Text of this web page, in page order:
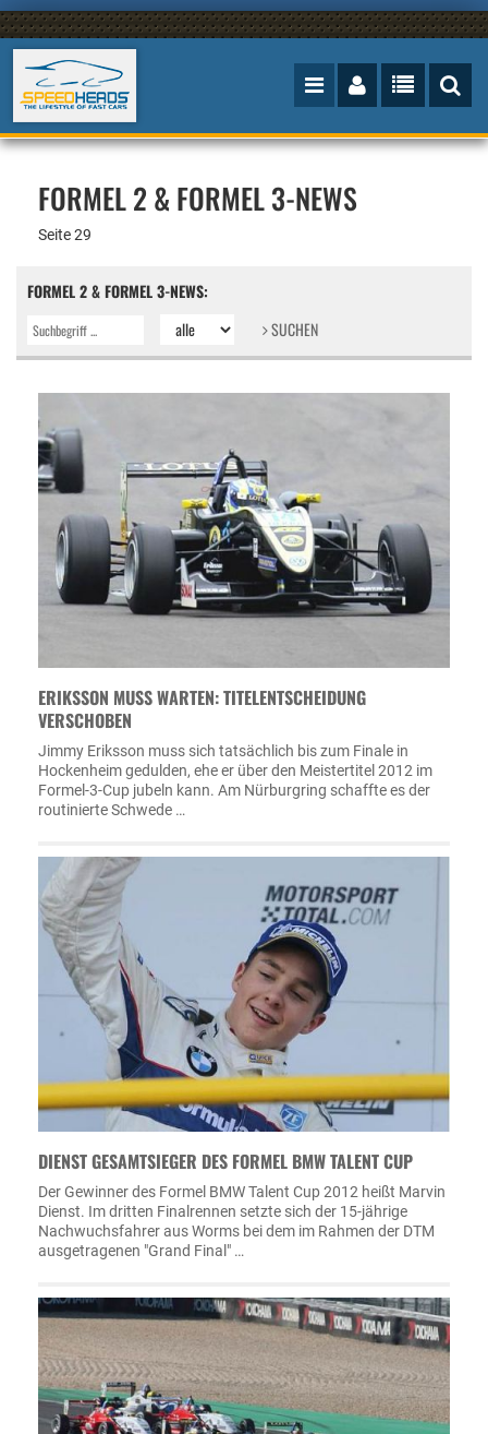
FORMEL 2 & FORMEL 3-NEWS
Seite 29
FORMEL 2 & FORMEL 3-NEWS:
SUCHEN
ERIKSSON MUSS WARTEN: TITELENTSCHEIDUNG
VERSCHOBEN
Jimmy Eriksson muss sich tatsächlich bis zum Finale in
Hockenheim gedulden, ehe er über den Meistertitel 2012 im
Formel-3-Cup jubeln kann. Am Nürburgring schaffte es der
routinierte Schwede …
DIENST GESAMTSIEGER DES FORMEL BMW TALENT CUP
Der Gewinner des Formel BMW Talent Cup 2012 heißt Marvin
Dienst. Im dritten Finalrennen setzte sich der 15-jährige
Nachwuchsfahrer aus Worms bei dem im Rahmen der DTM
ausgetragenen "Grand Final" …